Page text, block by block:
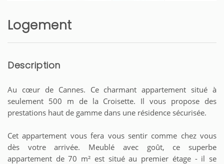
Logement
Description
Au cœur de Cannes. Ce charmant appartement situé à
seulement 500 m de la Croisette. Il vous propose des
prestations haut de gamme dans une résidence sécurisée.
Cet appartement vous fera vous sentir comme chez vous
dès votre arrivée. Meublé avec goût, ce superbe
appartement de 70 m² est situé au premier étage - il se